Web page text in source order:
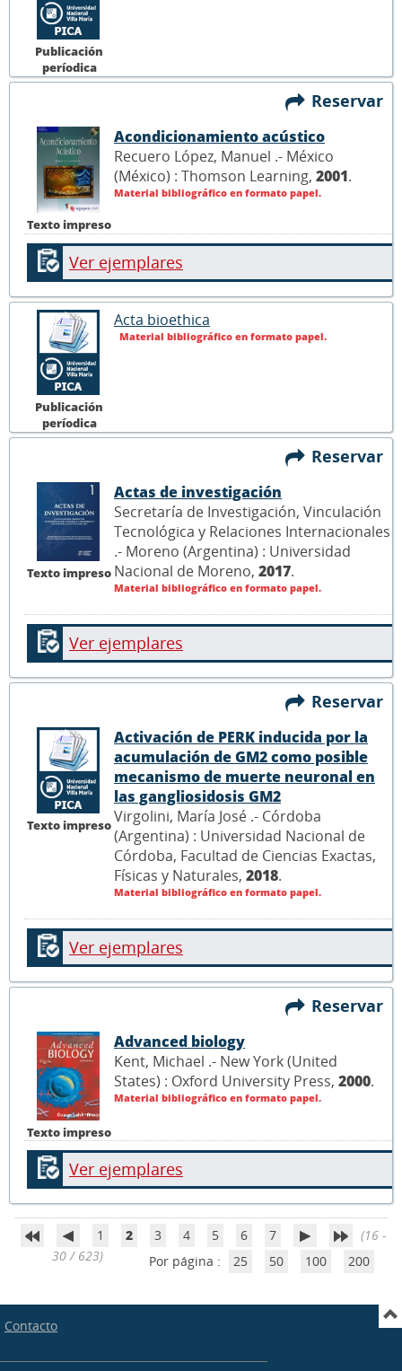
Publicación
períodica
Reservar
Texto impreso
Acondicionamiento acústico
Recuero López, Manuel .- México
(México) : Thomson Learning, 2001.
Material bibliográfico en formato papel.
Ver ejemplares
Publicación
períodica
Acta bioethica
Material bibliográfico en formato papel.
Reservar
Texto impreso
Actas de investigación
Secretaría de Investigación, Vinculación
Tecnológica y Relaciones Internacionales
.- Moreno (Argentina) : Universidad
Nacional de Moreno, 2017.
Material bibliográfico en formato papel.
Ver ejemplares
Reservar
Texto impreso
Activación de PERK inducida por la
acumulación de GM2 como posible
mecanismo de muerte neuronal en
las gangliosidosis GM2
Virgolini, María José .- Córdoba
(Argentina) : Universidad Nacional de
Córdoba, Facultad de Ciencias Exactas,
Físicas y Naturales, 2018.
Material bibliográfico en formato papel.
Ver ejemplares
Reservar
Texto impreso
Advanced biology
Kent, Michael .- New York (United
States) : Oxford University Press, 2000.
Material bibliográfico en formato papel.
Ver ejemplares
1 2 3 4 5 6 7
(16 -
30 / 623)
Por página : 25 50 100 200
Contacto